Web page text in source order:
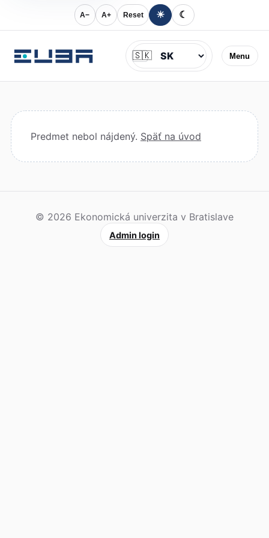
A− A+ Reset ☀ ☾
Menu
Jazyk
🇸🇰
Predmet nebol nájdený. Späť na úvod
© 2026 Ekonomická univerzita v Bratislave
Admin login